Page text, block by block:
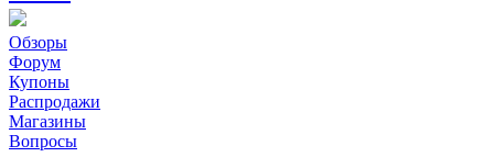
Обзоры
Форум
Купоны
Распродажи
Магазины
Вопросы